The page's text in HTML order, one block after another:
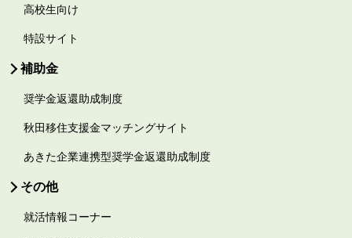
高校生向け
特設サイト
補助金
奨学金返還助成制度
秋田移住支援金マッチングサイト
あきた企業連携型奨学金返還助成制度
その他
就活情報コーナー